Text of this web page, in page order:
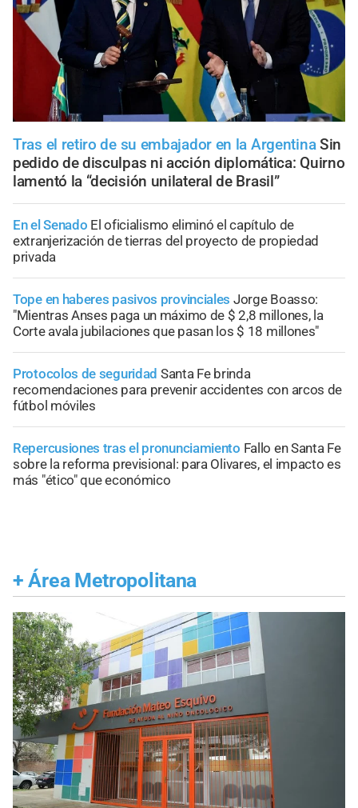
Tras el retiro de su embajador en la Argentina Sin
pedido de disculpas ni acción diplomática: Quirno
lamentó la “decisión unilateral de Brasil”
En el Senado El oficialismo eliminó el capítulo de
extranjerización de tierras del proyecto de propiedad
privada
Tope en haberes pasivos provinciales Jorge Boasso:
"Mientras Anses paga un máximo de $ 2,8 millones, la
Corte avala jubilaciones que pasan los $ 18 millones"
Protocolos de seguridad Santa Fe brinda
recomendaciones para prevenir accidentes con arcos de
fútbol móviles
Repercusiones tras el pronunciamiento Fallo en Santa Fe
sobre la reforma previsional: para Olivares, el impacto es
más "ético" que económico
+ Área Metropolitana